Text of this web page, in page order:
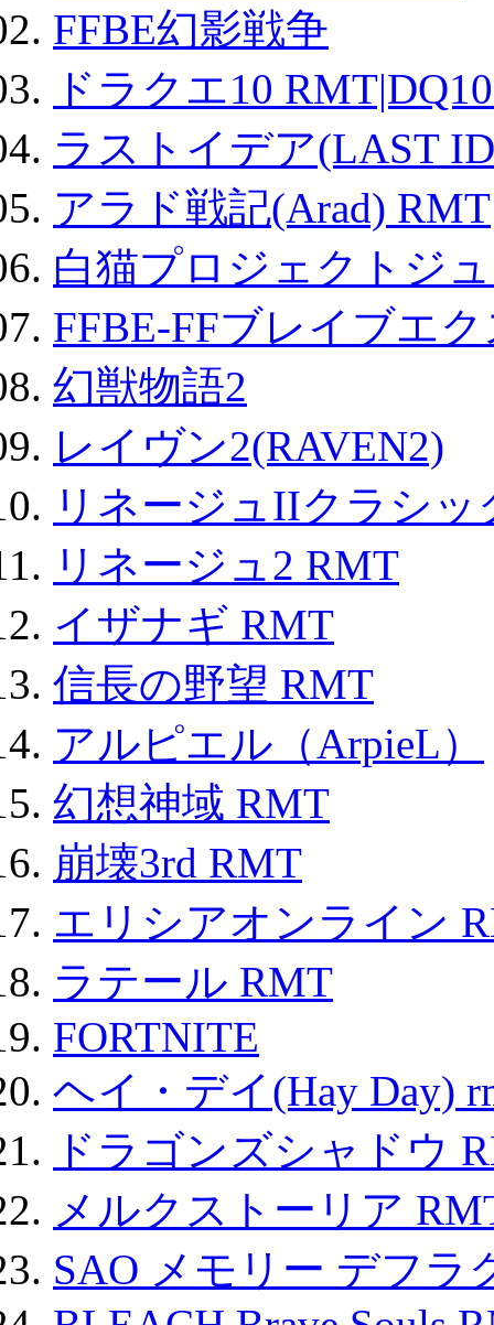
FFBE幻影戦争
ドラクエ10
ラストイデア(LAST
アラド戦記(Arad) RMT
白猫プロジェクトジ
FFBE-FFブレイブエ
幻獣物語2
レイヴン2(RAVEN2)
リネージュIIクラシ
リネージュ2 RMT
イザナギ RMT
信長の野望 RMT
アルピエル（ArpieL）
幻想神域 RMT
崩壊3rd RMT
エリシアオンライン
ラテール RMT
FORTNITE
ヘイ・デイ(Hay Day)
ドラゴンズシャドウ
メルクストーリア
SAO メモリー デフラ